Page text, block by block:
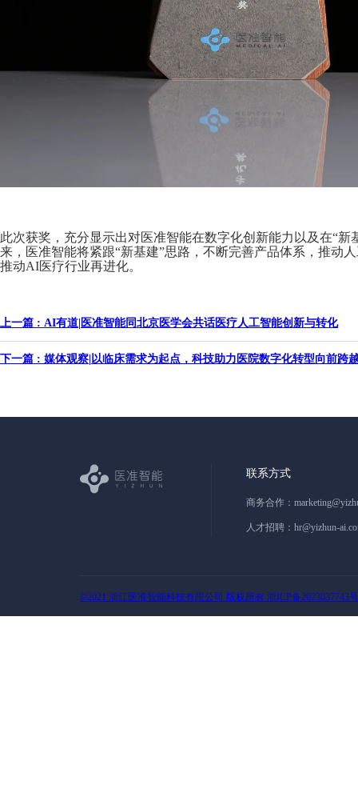
此次获奖，充分显示出对医准智能在数字化创新能力以及在“
来，医准智能将紧跟“新基建”思路，不断完善产品体系，推动
推动AI医疗行业再进化。
上一篇 : AI有道|医准智能同北京医学会共话医疗人工智能创新与转化
下一篇 : 媒体观察|以临床需求为起点，科技助力医院数字化转型向前跨
联系方式
商务合作：
人才招聘： hr@yizhun-
©2021 浙江医准智能科技有限公司 版权所有 浙ICP备2023037743